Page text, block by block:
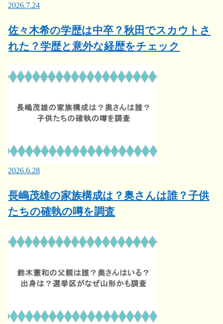
2026.7.24
佐々木希の学歴は中卒？秋田でスカウトさ
れた？学歴と意外な経歴をチェック
2026.6.28
長嶋茂雄の家族構成は？奥さんは誰？子供
たちの確執の噂を調査